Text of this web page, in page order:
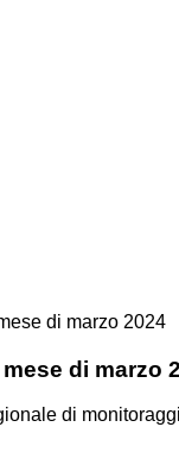
di marzo 2024
di marzo
di